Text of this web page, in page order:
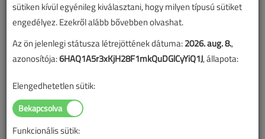
TARTALOM
Hírek
TeraPlast, Mahősz,
biztosítás, Gree, OKF
Hírek, újdonságok
sütiken kívül egyénileg kiválasztani, hogy milyen típusú sütiket
engedélyez. Ezekről alább bővebben olvashat.
Az ön jelenlegi státusza létrejöttének dátuma:2026. aug. 8.,
azonosítója:6HAQ1A5r3xKjH28F1mkQuDGlCyYiQ1J, állapota:
Elengedhetetlen sütik:
Funkcionális sütik: